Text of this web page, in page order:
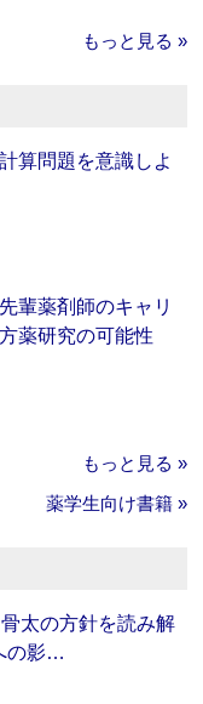
もっと見る »
算問題を意識しよ
輩薬剤師のキャリ
薬研究の可能性
もっと見る »
薬学生向け書籍 »
太の方針を読み解
の影…